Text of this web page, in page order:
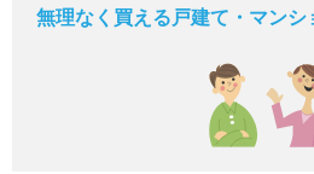
無理なく買える戸建て・マンシ